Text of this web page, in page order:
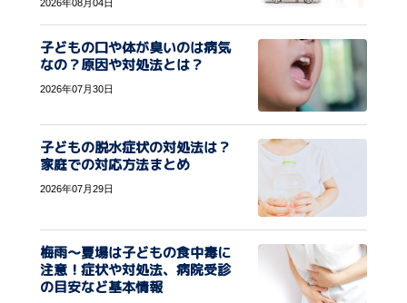
2026年08月04日
子どもの口や体が臭いのは病気
なの？原因や対処法とは？
2026年07月30日
子どもの脱水症状の対処法は？
家庭での対応方法まとめ
2026年07月29日
梅雨〜夏場は子どもの食中毒に
注意！症状や対処法、病院受診
の目安など基本情報